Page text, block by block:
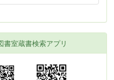
書室蔵書検索アプリ